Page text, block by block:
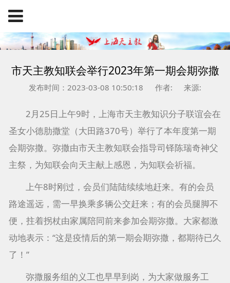
市天主教知联会举行2023年第一期会期弥撒
发布时间：2023-03-08 10:50:18 作者: 来源:
2月25日上午9时，上海市天主教知识分子联谊会在
圣女小德肋撒堂（大田路370号）举行了本年度第一期
会期弥撒。弥撒由市天主教知联会指导司铎陈瑞奇神父
主祭，为知联会向天主献上感恩，为知联会祈福。
上午8时刚过，会员们陆陆续续地赶来。有的会员
路途遥远，需一早换乘多辆公交赶来；有的会员腿脚不
便，拄着拐杖由家属陪同前来参加会期弥撒。大家都激
动地表示：“这是疫情后的第一期会期弥撒，都期待已久
了！”
弥撒服务组的义工也早早到岗，为大家做服务工